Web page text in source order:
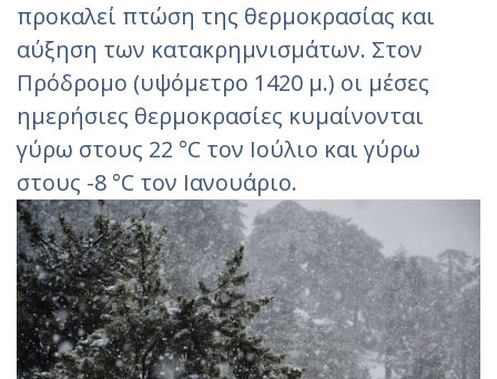
προκαλεί πτώση της θερμοκρασίας και
αύξηση των κατακρημνισμάτων. Στον
Πρόδρομο (υψόμετρο 1420 μ.) οι μέσες
ημερήσιες θερμοκρασίες κυμαίνονται
γύρω στους 22 °C τον Ιούλιο και γύρω
στους -8 °C τον Ιανουάριο.